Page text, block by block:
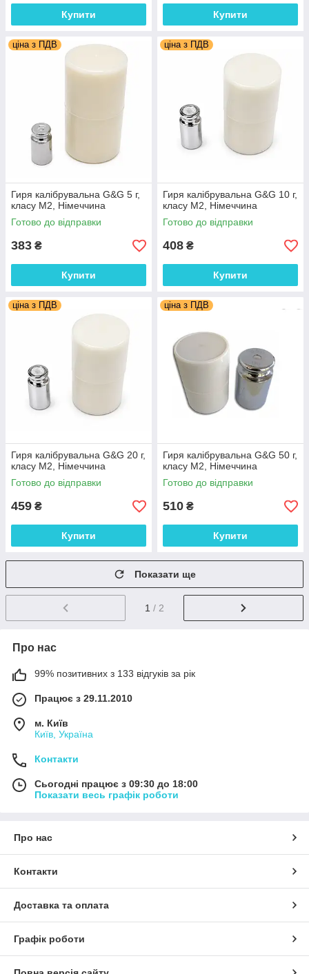
Купити Купити
ціна з ПДВ
Гиря калібрувальна G&G 5 г,
класу М2, Німеччина
Готово до відправки
383 ₴
Купити
ціна з ПДВ
Гиря калібрувальна G&G 10 г,
класу М2, Німеччина
Готово до відправки
408 ₴
Купити
ціна з ПДВ
Гиря калібрувальна G&G 20 г,
класу М2, Німеччина
Готово до відправки
459 ₴
Купити
ціна з ПДВ
Гиря калібрувальна G&G 50 г,
класу М2, Німеччина
Готово до відправки
510 ₴
Купити
Показати ще
1 / 2
Про нас
99% позитивних з 133 відгуків за рік
Працює з 29.11.2010
м. Київ
Київ, Україна
Контакти
Сьогодні працює з 09:30 до 18:00
Показати весь графік роботи
Про нас
Контакти
Доставка та оплата
Графік роботи